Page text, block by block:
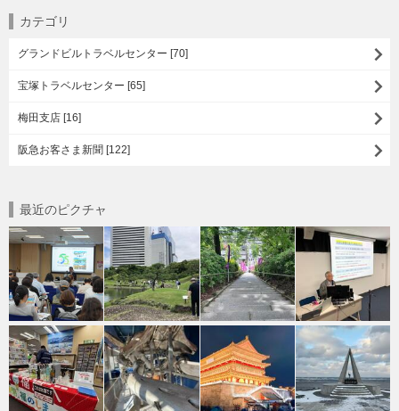
カテゴリ
グランドビルトラベルセンター [70]
宝塚トラベルセンター [65]
梅田支店 [16]
阪急お客さま新聞 [122]
最近のピクチャ